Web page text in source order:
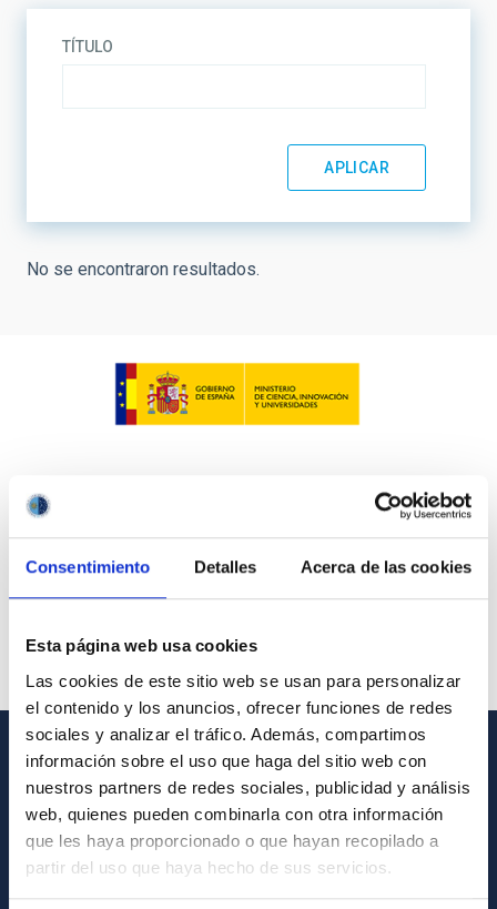
Consentimiento Detalles Acerca de las cookies
Esta página web usa cookies
Las cookies de este sitio web se usan para personalizar
el contenido y los anuncios, ofrecer funciones de redes
sociales y analizar el tráfico. Además, compartimos
información sobre el uso que haga del sitio web con
nuestros partners de redes sociales, publicidad y análisis
web, quienes pueden combinarla con otra información
que les haya proporcionado o que hayan recopilado a
partir del uso que haya hecho de sus servicios.
TÍTULO
No se encontraron resultados.
Contacto
Cómo llegar al IAC
Directorio de personal